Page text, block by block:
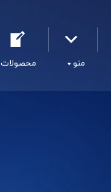
منو محصولات